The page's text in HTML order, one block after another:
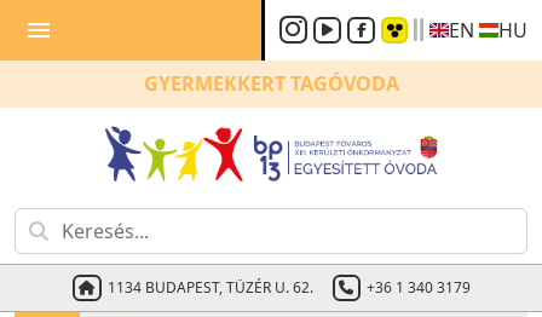
menu
GYERMEKKERTTAGÓVODA
1134 BUDAPEST, TÜZÉR U. 62. +36 1 340 3179
EN HU